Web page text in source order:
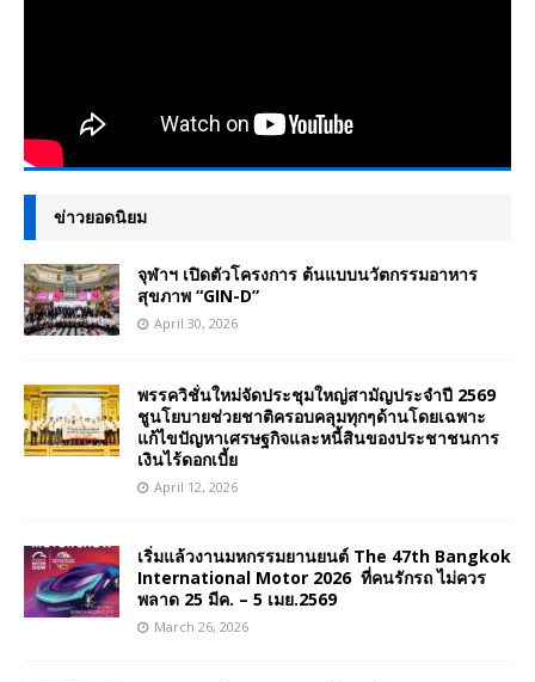
ข่าวยอดนิยม
จุฬาฯ เปิดตัวโครงการ ต้นแบบนวัตกรรมอาหาร
สุขภาพ “GIN-D”
April 30, 2026
พรรควิชั่นใหม่จัดประชุมใหญ่สามัญประจำปี 2569
ชูนโยบายช่วยชาติครอบคลุมทุกๆด้านโดยเฉพาะ
แก้ไขปัญหาเศรษฐกิจและหนี้สินของประชาชนการ
เงินไร้ดอกเบี้ย
April 12, 2026
เริ่มแล้วงานมหกรรมยานยนต์ The 47th Bangkok
International Motor 2026 ที่คนรักรถ ไม่ควร
พลาด 25 มีค. – 5 เมย.2569
March 26, 2026